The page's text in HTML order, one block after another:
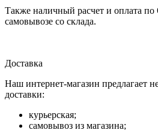
Также наличный расчет и оплата
самовывозе со склада.
Доставка
Наш интернет-магазин предлагает
доставки:
курьерская;
самовывоз из магазина;